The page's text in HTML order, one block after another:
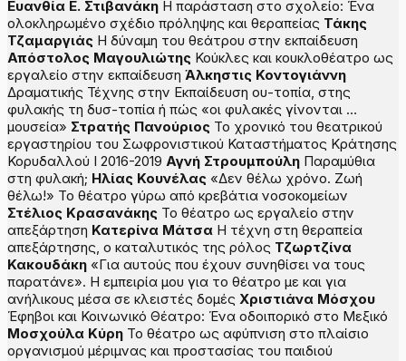
Ευανθία Ε. Στιβανάκη Η παράσταση στο σχολείο: Ένα
ολοκληρωμένο σχέδιο πρόληψης και θεραπείας Τάκης
Τζαμαργιάς Η δύναμη του θεάτρου στην εκπαίδευση
Απόστολος Μαγουλιώτης Κούκλες και κουκλοθέατρο ως
εργαλείο στην εκπαίδευση Άλκηστις Κοντογιάννη
Δραματικής Τέχνης στην Εκπαίδευση ου-τοπία, στης
φυλακής τη δυσ-τοπία ή πώς «οι φυλακές γίνονται …
μουσεία» Στρατής Πανούριος Το χρονικό του θεατρικού
εργαστηρίου του Σωφρονιστικού Καταστήματος Κράτησης
Κορυδαλλού Ι 2016-2019 Αγνή Στρουμπούλη Παραμύθια
στη φυλακή; Ηλίας Κουνέλας «Δεν θέλω χρόνο. Ζωή
θέλω!» Το θέατρο γύρω από κρεβάτια νοσοκομείων
Στέλιος Κρασανάκης Το θέατρο ως εργαλείο στην
απεξάρτηση Κατερίνα Μάτσα Η τέχνη στη θεραπεία
απεξάρτησης, ο καταλυτικός της ρόλος Τζωρτζίνα
Κακουδάκη «Για αυτούς που έχουν συνηθίσει να τους
παρατάνε». Η εμπειρία μου για το θέατρο με και για
ανήλικους μέσα σε κλειστές δομές Χριστιάνα Μόσχου
Έφηβοι και Κοινωνικό Θέατρο: Ένα οδοιπορικό στο Μεξικό
Μοσχούλα Κύρη Το θέατρο ως αφύπνιση στο πλαίσιο
οργανισμού μέριμνας και προστασίας του παιδιού